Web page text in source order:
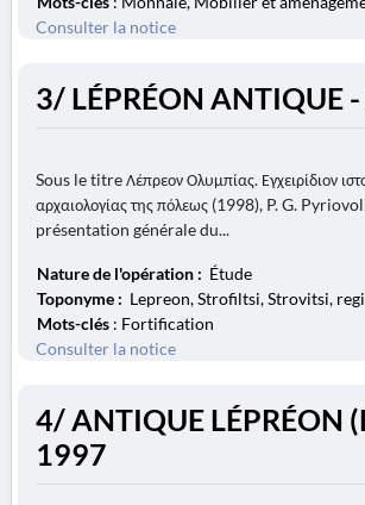
Consulter la notice
3/ LÉPRÉON ANTIQUE
Sous le titre Λέπρεον Ολυμπίας. Εγχειρίδιον
αρχαιολογίας της πόλεως (1998), P. G.
présentation générale du...
Nature de l'opération : Étude
Toponyme : Lepreon, Strofiltsi, Strovitsi,
Mots-clés : Fortification
Consulter la notice
4/ ANTIQUE LÉPRÉON
1997